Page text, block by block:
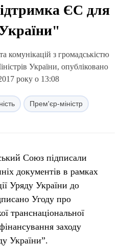
ЄС для
комунікацій з громадськістю
України, опубліковано
року о 13:08
Прем'єр-міністр
Союз підписали
документів в рамках
Уряду України до
Угоду про
транснаціональної
заходу
України”.